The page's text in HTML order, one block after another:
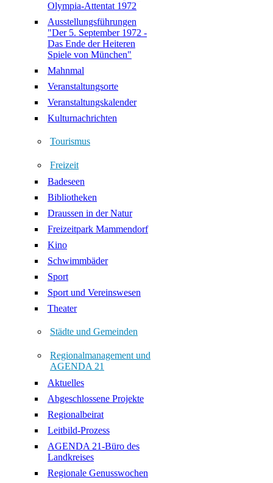
Olympia-Attentat 1972
Ausstellungsführungen
"Der 5. September 1972 -
Das Ende der Heiteren
Spiele von München"
Mahnmal
Veranstaltungsorte
Veranstaltungskalender
Kulturnachrichten
Tourismus
Freizeit
Badeseen
Bibliotheken
Draussen in der Natur
Freizeitpark Mammendorf
Kino
Schwimmbäder
Sport
Sport und Vereinswesen
Theater
Städte und Gemeinden
Regionalmanagement und
AGENDA 21
Aktuelles
Abgeschlossene Projekte
Regionalbeirat
Leitbild-Prozess
AGENDA 21-Büro des
Landkreises
Regionale Genusswochen